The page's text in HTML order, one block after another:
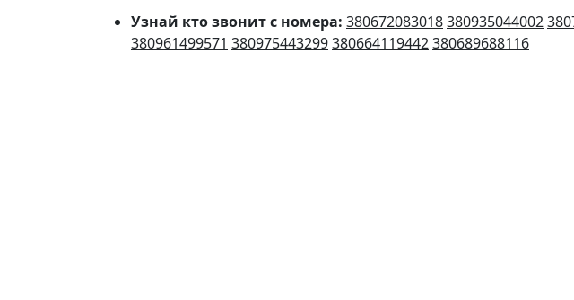
Узнай кто звонит с номера: 380672083018380935044002
380961499571 380975443299380664119442380689688116